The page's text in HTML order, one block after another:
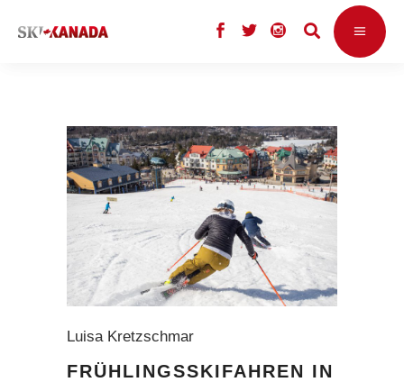
Luisa Kretzschmar
FRÜHLINGSSKIFAHREN IN